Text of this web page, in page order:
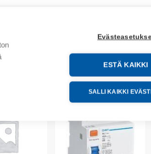
ESTÄ KAIKKI
SALLI KAIKKI